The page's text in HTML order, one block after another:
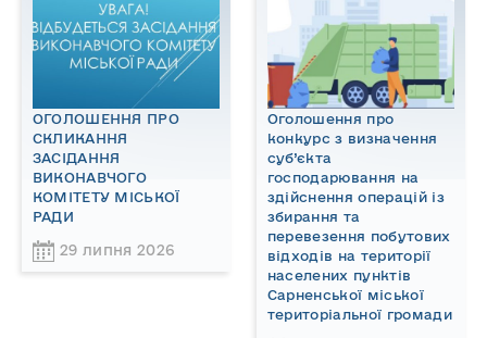
ОГОЛОШЕННЯ ПРО
СКЛИКАННЯ
ЗАСІДАННЯ
ВИКОНАВЧОГО
КОМІТЕТУ МІСЬКОЇ
РАДИ
29 липня 2026
Оголошення про
конкурс з визначення
суб’єкта
господарювання на
здійснення операцій із
збирання та
перевезення побутових
відходів на території
населених пунктів
Сарненської міської
територіальної громади